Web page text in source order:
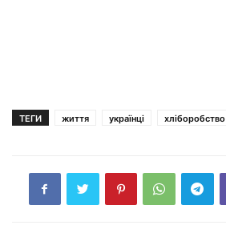
ТЕГИ життя українці хліборобство